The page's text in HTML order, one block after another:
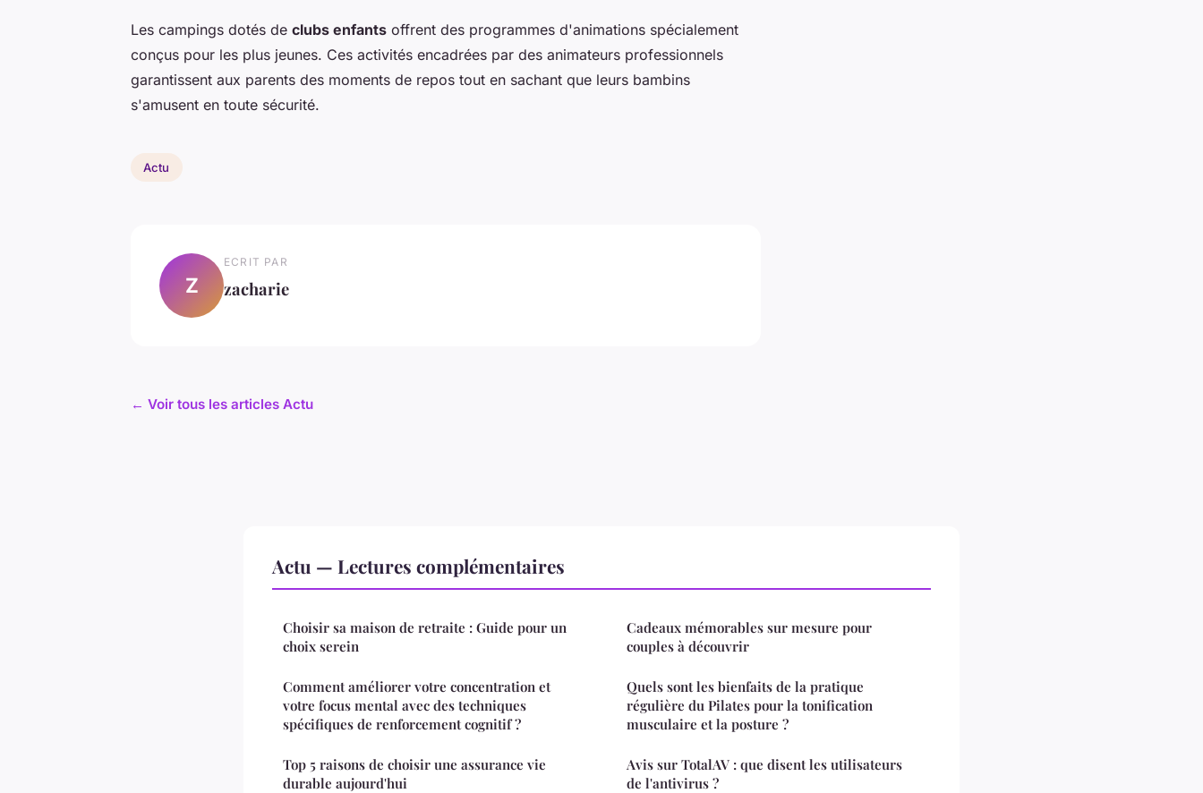
Les campings dotés de clubs enfants offrent des programmes d'animations spécialement
conçus pour les plus jeunes. Ces activités encadrées par des animateurs professionnels
garantissent aux parents des moments de repos tout en sachant que leurs bambins
s'amusent en toute sécurité.
Actu
Z
ECRIT PAR
zacharie
← Voir tous les articles Actu
Actu — Lectures complémentaires
Choisir sa maison de retraite : Guide pour un
choix serein
Comment améliorer votre concentration et
votre focus mental avec des techniques
spécifiques de renforcement cognitif ?
Top 5 raisons de choisir une assurance vie
durable aujourd'hui
Cadeaux mémorables sur mesure pour
couples à découvrir
Quels sont les bienfaits de la pratique
régulière du Pilates pour la tonification
musculaire et la posture ?
Avis sur TotalAV : que disent les utilisateurs
de l'antivirus ?